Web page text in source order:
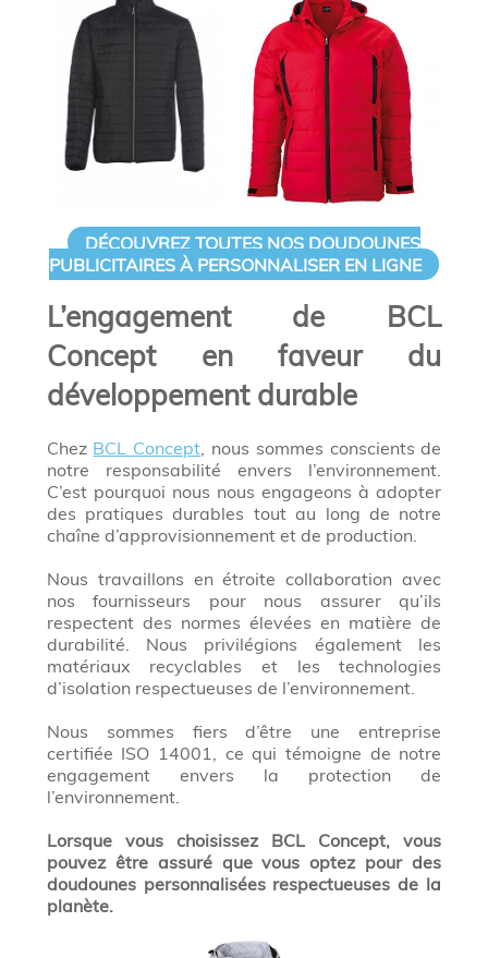
DÉCOUVREZ TOUTES NOS DOUDOUNES
PUBLICITAIRES À PERSONNALISER EN LIGNE
L’engagement de BCL
Concept en faveur du
développement durable
Chez BCL Concept , nous sommes conscients de
notre responsabilité envers l’environnement.
C’est pourquoi nous nous engageons à adopter
des pratiques durables tout au long de notre
chaîne d’approvisionnement et de production.
Nous travaillons en étroite collaboration avec
nos fournisseurs pour nous assurer qu’ils
respectent des normes élevées en matière de
durabilité. Nous privilégions également les
matériaux recyclables et les technologies
d’isolation respectueuses de l’environnement.
Nous sommes fiers d’être une entreprise
certifiée ISO 14001, ce qui témoigne de notre
engagement envers la protection de
l’environnement.
Lorsque vous choisissez BCL Concept, vous
pouvez être assuré que vous optez pour des
doudounes personnalisées respectueuses de la
planète.